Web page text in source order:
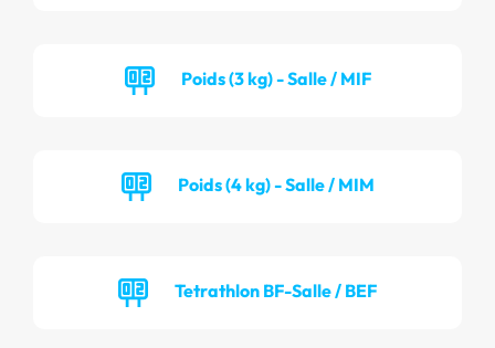
Poids (3 kg) - Salle / MIF
Poids (4 kg) - Salle / MIM
Tetrathlon BF-Salle / BEF